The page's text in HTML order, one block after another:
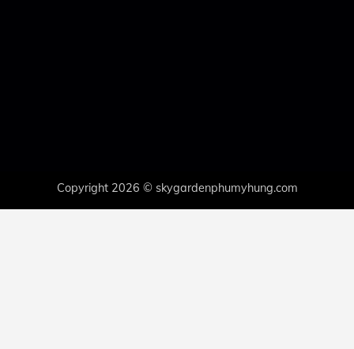
Copyright 2026 © skygardenphumyhung.com